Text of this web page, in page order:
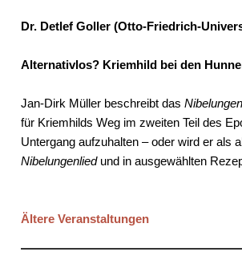
Dr. Detlef Goller (Otto-Friedrich-
Alternativlos? Kriemhild bei den
Jan-Dirk Müller beschreibt das
für Kriemhilds Weg im zweiten Teil des
Untergang aufzuhalten – oder wird er als
Nibelungenliedund in ausgewählten
Ältere Veranstaltungen